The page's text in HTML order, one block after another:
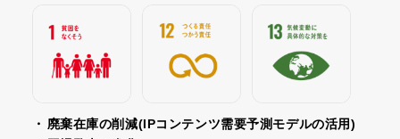
・ 廃棄在庫の削減(IPコンテンツ需要予測モデルの活用)